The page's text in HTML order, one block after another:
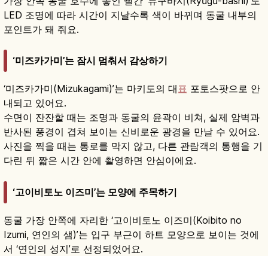
LED 조명에 따라 시간이 지날수록 색이 바뀌며 동굴 내부의
포인트가 돼 줘요.
‘미즈카가미’는 잠시 멈춰서 감상하기
‘미즈카가미(Mizukagami)’는 마키도의 대표 포토스팟으로 안
내되고 있어요.
수면이 잔잔할 때는 조명과 동굴의 윤곽이 비쳐, 실제 암벽과
반사된 풍경이 겹쳐 보이는 신비로운 광경을 만날 수 있어요.
사진을 찍을 때는 통로를 막지 않고, 다른 관람객의 통행을 기
다린 뒤 짧은 시간 안에 촬영하면 안심이에요.
‘고이비토노 이즈미’는 모양에 주목하기
동굴 가장 안쪽에 자리한 ‘고이비토노 이즈미(Koibito no
Izumi, 연인의 샘)’는 입구 부근이 하트 모양으로 보이는 것에
서 ‘연인의 성지’로 선정되었어요.